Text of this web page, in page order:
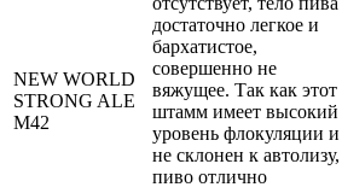
NEW WORLD
STRONG ALE
M42
достаточно легкое и
бархатистое,
совершенно не
вяжущее. Так как этот
штамм имеет высокий
уровень флокуляции и
не склонен к автолизу,
пиво отлично